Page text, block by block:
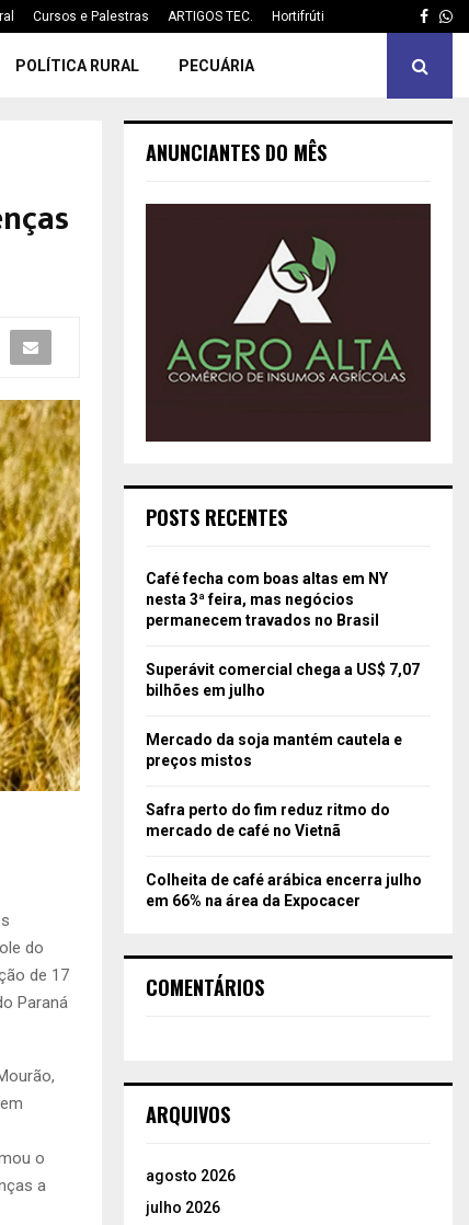
Cursos e Palestras ARTIGOS TEC. Hortifrúti
POLÍTICA RURAL PECUÁRIA
do
de 17
Paraná
o
a
ANUNCIANTES DO MÊS
POSTS RECENTES
Café fecha com boas altas em NY
nesta 3ª feira, mas negócios
permanecem travados no Brasil
Superávit comercial chega a US$ 7,07
bilhões em julho
Mercado da soja mantém cautela e
preços mistos
Safra perto do fim reduz ritmo do
mercado de café no Vietnã
Colheita de café arábica encerra julho
em 66% na área da Expocacer
COMENTÁRIOS
ARQUIVOS
agosto 2026
julho 2026